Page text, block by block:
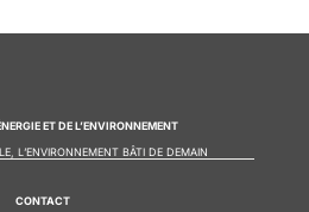
ET DE L’ENVIRONNEMENT
L’ENVIRONNEMENT BÂTI DE DEMAIN
CONTACT